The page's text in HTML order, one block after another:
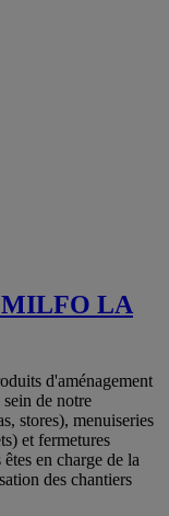
LA
d'aménagement
de notre
stores), menuiseries
et fermetures
en charge de la
des chantiers